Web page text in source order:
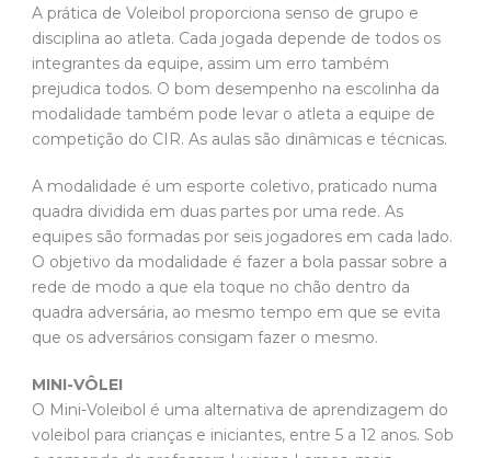
A prática de Voleibol proporciona senso de grupo e
disciplina ao atleta. Cada jogada depende de todos os
integrantes da equipe, assim um erro também
prejudica todos. O bom desempenho na escolinha da
modalidade também pode levar o atleta a equipe de
competição do CIR. As aulas são dinâmicas e técnicas.
A modalidade é um esporte coletivo, praticado numa
quadra dividida em duas partes por uma rede. As
equipes são formadas por seis jogadores em cada lado.
O objetivo da modalidade é fazer a bola passar sobre a
rede de modo a que ela toque no chão dentro da
quadra adversária, ao mesmo tempo em que se evita
que os adversários consigam fazer o mesmo.
MINI-VÔLEI
O Mini-Voleibol é uma alternativa de aprendizagem do
voleibol para crianças e iniciantes, entre 5 a 12 anos. Sob